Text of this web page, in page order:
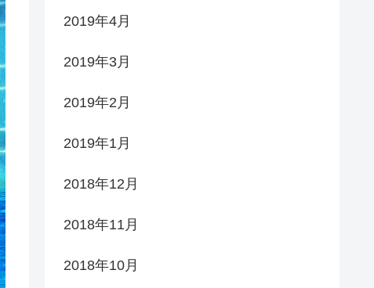
2019年4月
2019年3月
2019年2月
2019年1月
2018年12月
2018年11月
2018年10月